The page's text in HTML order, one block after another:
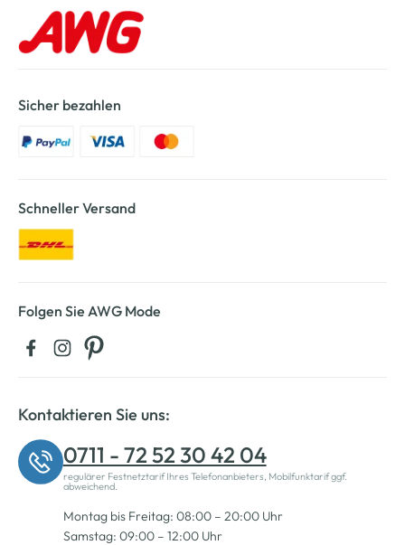
Sicher bezahlen
Schneller Versand
Folgen Sie AWG Mode
Kontaktieren Sie uns:
0711 - 72 52 30 42 04
regulärer Festnetztarif Ihres Telefonanbieters, Mobilfunktarif ggf.
abweichend.
Montag bis Freitag: 08:00 – 20:00 Uhr
Samstag: 09:00 – 12:00 Uhr